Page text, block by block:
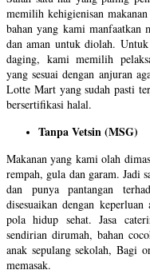
memilih kehigienisan
bahan yang kami manfaatkan
dan aman untuk diolah. Untuk
daging, kami memilih
yang sesuai dengan anjuran
Lotte Mart yang sudah pasti
bersertifikasi halal.
Tanpa Vetsin (MSG)
Makanan yang kami olah
rempah, gula dan garam. Jadi
dan punya pantangan
disesuaikan dengan
pola hidup sehat. Jasa
sendirian dirumah, bahan
anak sepulang sekolah, Bagi
memasak.